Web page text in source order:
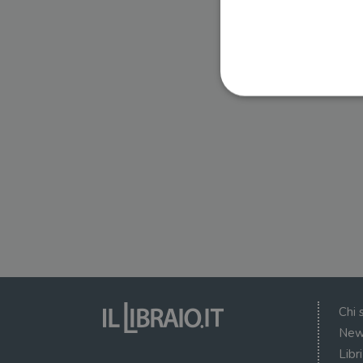
Chi
I cookie strettamente
wordpress_sec_[hash]
CookieScriptConsent